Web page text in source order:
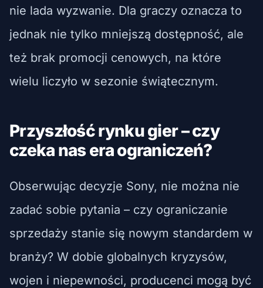
nie lada wyzwanie. Dla graczy oznacza to
jednak nie tylko mniejszą dostępność, ale
też brak promocji cenowych, na które
wielu liczyło w sezonie świątecznym.
Przyszłość rynku gier – czy
czeka nas era ograniczeń?
Obserwując decyzje Sony, nie można nie
zadać sobie pytania – czy ograniczanie
sprzedaży stanie się nowym standardem w
branży? W dobie globalnych kryzysów,
wojen i niepewności, producenci mogą być